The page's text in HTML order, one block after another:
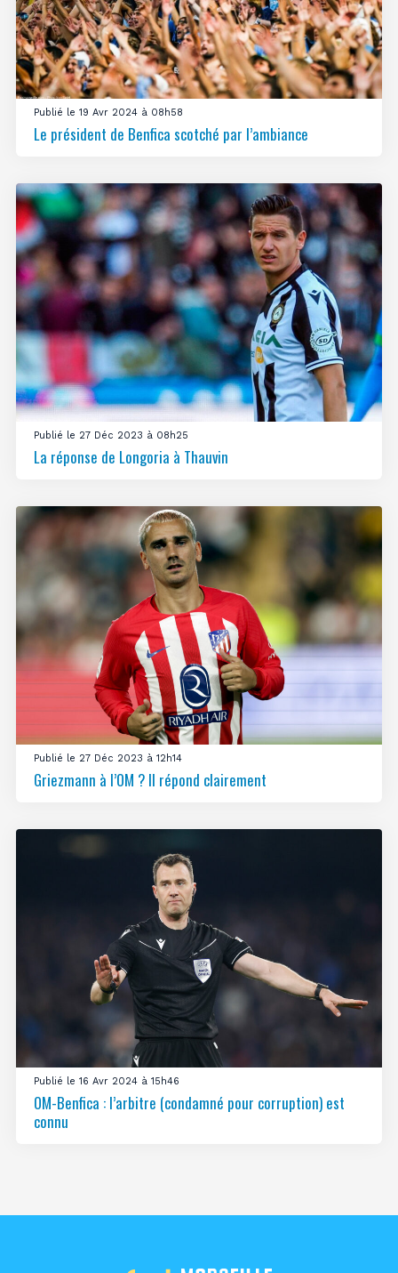
Publié le 19 Avr 2024 à 08h58
Le président de Benfica scotché par l’ambiance
Publié le 27 Déc 2023 à 08h25
La réponse de Longoria à Thauvin
Publié le 27 Déc 2023 à 12h14
Griezmann à l’OM ? Il répond clairement
Publié le 16 Avr 2024 à 15h46
OM-Benfica : l’arbitre (condamné pour corruption) est
connu